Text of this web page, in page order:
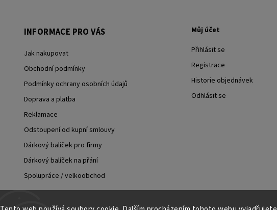
INFORMACE PRO VÁS
Jak nakupovat
Obchodní podmínky
Podmínky ochrany osobních údajů
Doprava a platba
Reklamace
Odstoupení od kupní smlouvy
Dárkový balíček pro firmy
Dárkový balíček na přání
Spolupráce / velkoobchod
Můj účet
Přihlásit se
Registrace
Historie objednávek
Odhlásit se